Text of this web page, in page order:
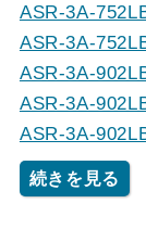
ASR-3A-
ASR-3A-
ASR-3A-
ASR-3A-
ASR-3A-
続きを見る